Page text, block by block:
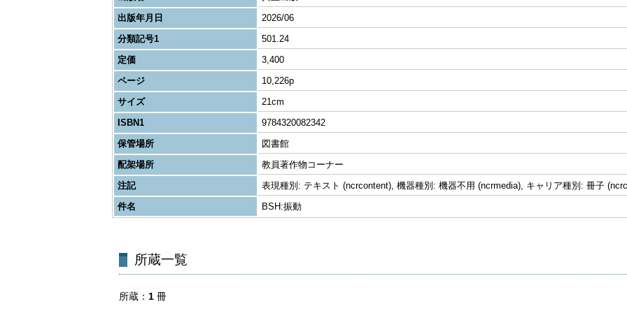
出版年月日
2026/06
分類記号1
501.24
定価
3,400
ページ
10,226p
サイズ
21cm
ISBN1
9784320082342
保管場所
図書館
配架場所
教員著作物コーナー
注記
表現種別: テキスト (ncrcontent), 機器種別: 機器不用 (ncrmedia), キャリア種別: 冊子
件名
BSH:振動
所蔵一覧
所蔵 1 冊